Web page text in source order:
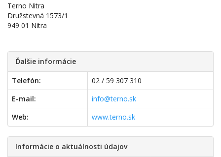
Terno Nitra
Družstevná 1573/1
949 01 Nitra
Ďalšie informácie
Telefón:
02 / 59 307 310
E-mail:
info@terno.sk
Web:
www.terno.sk
Informácie o aktuálnosti údajov